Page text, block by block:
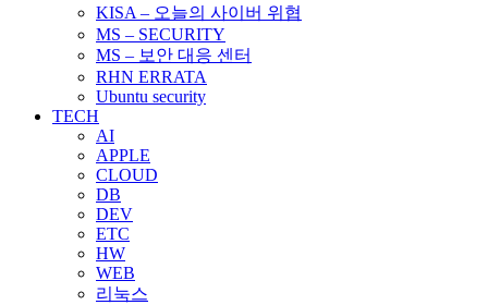
KISA – 오늘의 사이버 위협
MS – SECURITY
MS – 보안 대응 센터
RHN ERRATA
Ubuntu security
TECH
AI
APPLE
CLOUD
DB
DEV
ETC
HW
WEB
리눅스